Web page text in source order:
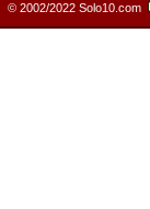
© 2002/2022 Solo10.com